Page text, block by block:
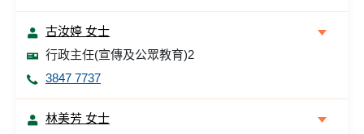
古汝婷 女士
行政主任(宣傳及公眾教育)2
3847 7737
林美芳 女士